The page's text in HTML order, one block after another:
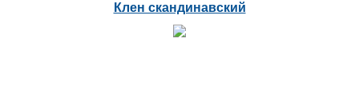
Клен скандинавский